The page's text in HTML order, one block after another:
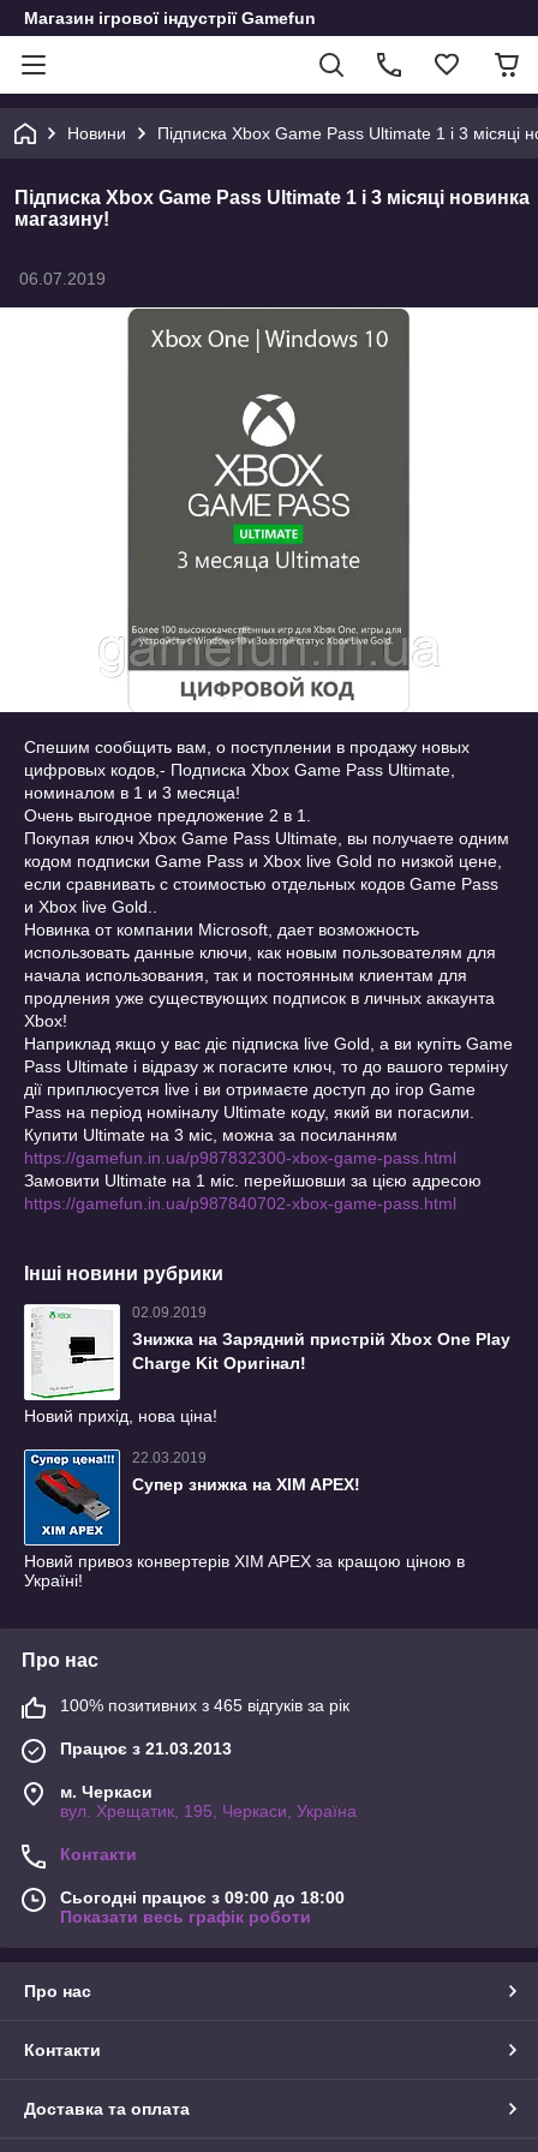
Магазин ігрової індустрії Gamefun
Новини Підписка Xbox Game Pass Ultimate 1 і 3 місяці
Підписка Xbox Game Pass Ultimate 1 і 3 місяці новинка
магазину!
06.07.2019
Спешим сообщить вам, о поступлении в продажу новых
цифровых кодов,- Подписка Xbox Game Pass Ultimate,
номиналом в 1 и 3 месяца!
Очень выгодное предложение 2 в 1.
Покупая ключ Xbox Game Pass Ultimate, вы получаете одним
кодом подписки Game Pass и Xbox live Gold по низкой цене,
если сравнивать с стоимостью отдельных кодов Game Pass
и Xbox live Gold..
Новинка от компании Microsoft, дает возможность
использовать данные ключи, как новым пользователям для
начала использования, так и постоянным клиентам для
продления уже существующих подписок в личных аккаунта
Xbox!
Наприклад якщо у вас діє підписка live Gold, а ви купіть Game
Pass Ultimate і відразу ж погасите ключ, то до вашого терміну
дії приплюсуется live і ви отримаєте доступ до ігор Game
Pass на період номіналу Ultimate коду, який ви погасили.
Купити Ultimate на 3 міс, можна за посиланням
https://gamefun.in.ua/p987832300-xbox-game-pass.html
Замовити Ultimate на 1 міс. перейшовши за цією адресою
https://gamefun.in.ua/p987840702-xbox-game-pass.html
Інші новини рубрики
02.09.2019
Знижка на Зарядний пристрій Xbox One Play
Charge Kit Оригінал!
Новий прихід, нова ціна!
22.03.2019
Супер знижка на XIM APEX!
Новий привоз конвертерів XIM APEX за кращою ціною в
Україні!
Про нас
100% позитивних з 465 відгуків за рік
Працює з 21.03.2013
м. Черкаси
вул. Хрещатик, 195, Черкаси, Україна
Контакти
Сьогодні працює з 09:00 до 18:00
Показати весь графік роботи
Про нас
Контакти
Доставка та оплата